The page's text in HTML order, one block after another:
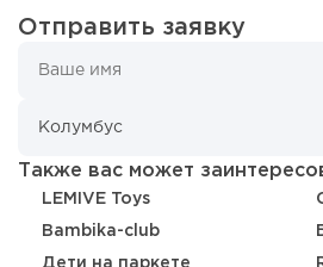
Отправить заявку
Также вас может
LEMIVE Toys
Bambika-club
Дети на паркете